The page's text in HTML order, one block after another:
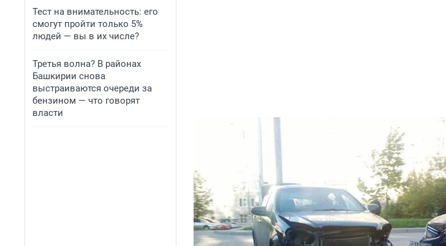
Тест на внимательность: его
смогут пройти только 5%
людей — вы в их числе?
Третья волна? В районах
Башкирии снова
выстраиваются очереди за
бензином — что говорят
власти